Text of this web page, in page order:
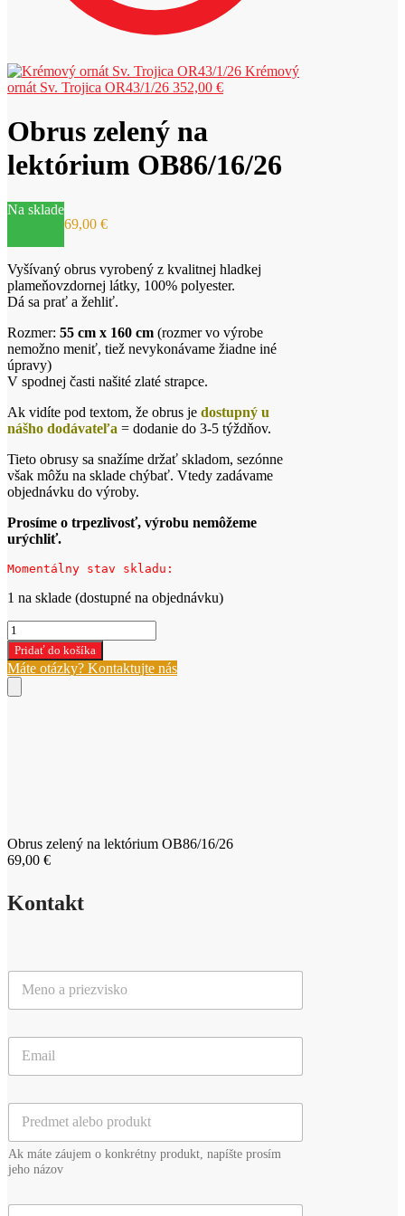
Krémový
ornát Sv. Trojica OR43/1/26 352,00 €
Obrus zelený na
lektórium OB86/16/26
Na sklade
69,00 €
Vyšívaný obrus vyrobený z kvalitnej hladkej
plameňovzdornej látky, 100% polyester.
Dá sa prať a žehliť.
Rozmer: 55 cm x 160 cm (rozmer vo výrobe
nemožno meniť, tiež nevykonávame žiadne iné
úpravy)
V spodnej časti našité zlaté strapce.
Ak vidíte pod textom, že obrus je dostupný u
nášho dodávateľa = dodanie do 3-5 týždňov.
Tieto obrusy sa snažíme držať skladom, sezónne
však môžu na sklade chýbať. Vtedy zadávame
objednávku do výroby.
Prosíme o trpezlivosť, výrobu nemôžeme
urýchliť.
Momentálny stav skladu:
1 na sklade (dostupné na objednávku)
množstvo
Obrus
zelený
na
lektórium
Pridať do košíka
Máte otázky? Kontaktujte nás
Obrus zelený na lektórium OB86/16/26
69,00 €
Kontakt
n
v
i
k
a
e
d
m
Ak máte záujem o konkrétny produkt, napíšte prosím
jeho názov